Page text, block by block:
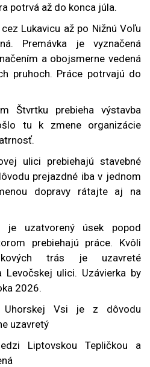
potrvá až do konca júla.
Lukavicu až po Nižnú Voľu
Premávka je vyznačená
a obojsmerne vedená
pruhoch. Práce potrvajú do
Štvrtku prebieha výstavba
tu k zmene organizácie
ulici prebiehajú stavebné
prejazdné iba v jednom
dopravy rátajte aj na
uzatvorený úsek popod
prebiehajú práce. Kvôli
trás je uzavreté
Levočskej ulici. Uzávierka by
2026.
Vsi je z dôvodu
uzavretý
Liptovskou Tepličkou a